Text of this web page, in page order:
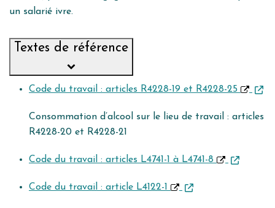
un salarié ivre.
Textes de référence
Code du travail : articles R4228-19 et R4228-25
Consommation d’alcool sur le lieu de travail : articles
R4228-20 et R4228-21
Code du travail : articles L4741-1 à L4741-8
Code du travail : article L4122-1